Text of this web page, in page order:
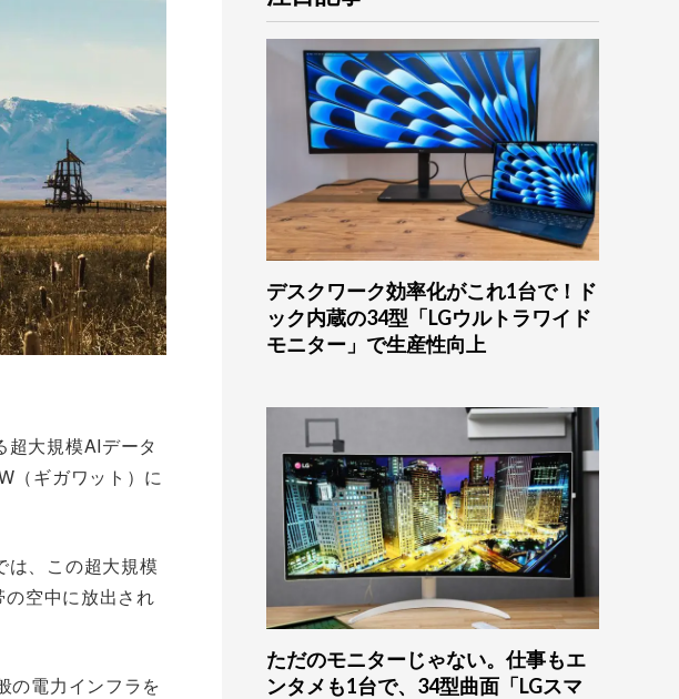
大規模AIデータ
（ギガワット）に
は、この超大規模
空中に放出され
の電力インフラを
デスクワーク効率化がこれ1台で！ド
ック内蔵の34型「LGウルトラワイド
モニター」で生産性向上
ただのモニターじゃない。仕事もエ
ンタメも1台で、34型曲面「LGスマ